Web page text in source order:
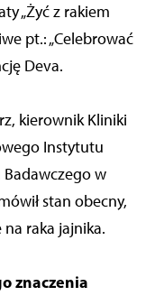
„Żyć z rakiem
pt.: „Celebrować
Deva.
kierownik Kliniki
Instytutu
w
stan obecny,
raka jajnika.
znaczenia